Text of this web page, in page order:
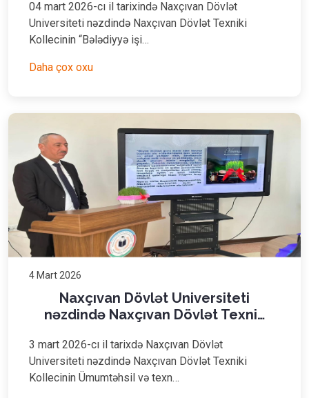
04 mart 2026-cı il tarixində Naxçıvan Dövlət
Universiteti nəzdində Naxçıvan Dövlət Texniki
Kollecinin “Bələdiyyə işi…
Daha çox oxu
4 Mart 2026
Naxçıvan Dövlət Universiteti
nəzdində Naxçıvan Dövlət Texni…
3 mart 2026-cı il tarixdə Naxçıvan Dövlət
Universiteti nəzdində Naxçıvan Dövlət Texniki
Kollecinin Ümumtəhsil və texn…